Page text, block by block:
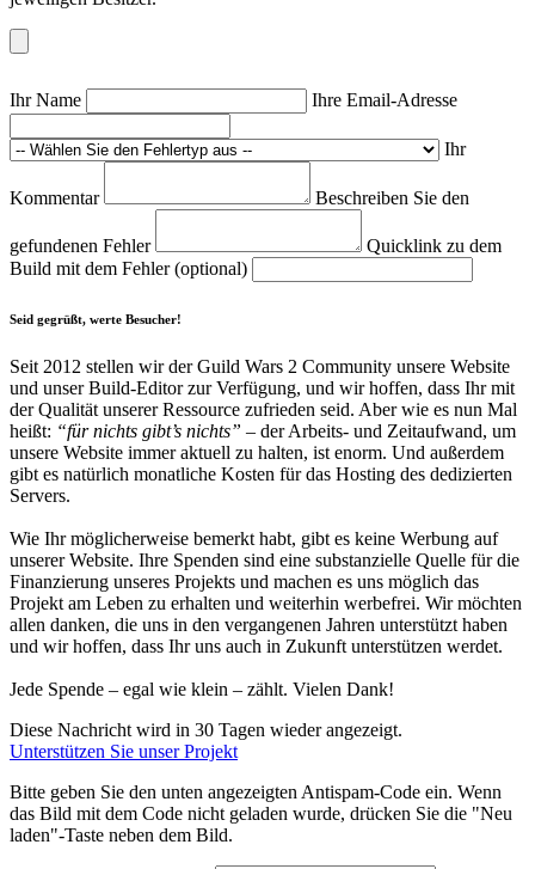
Ihr Name Ihre Email-Adresse
Ihr
Kommentar Beschreiben Sie den
gefundenen Fehler
Quicklink zu dem
Build mit dem Fehler (optional)
Seid gegrüßt, werte Besucher!
Seit 2012 stellen wir der Guild Wars 2 Community unsere Website
und unser Build-Editor zur Verfügung, und wir hoffen, dass Ihr mit
der Qualität unserer Ressource zufrieden seid. Aber wie es nun Mal
heißt: “für nichts gibt’s nichts” – der Arbeits- und Zeitaufwand, um
unsere Website immer aktuell zu halten, ist enorm. Und außerdem
gibt es natürlich monatliche Kosten für das Hosting des dedizierten
Servers.
Wie Ihr möglicherweise bemerkt habt, gibt es keine Werbung auf
unserer Website. Ihre Spenden sind eine substanzielle Quelle für die
Finanzierung unseres Projekts und machen es uns möglich das
Projekt am Leben zu erhalten und weiterhin werbefrei. Wir möchten
allen danken, die uns in den vergangenen Jahren unterstützt haben
und wir hoffen, dass Ihr uns auch in Zukunft unterstützen werdet.
Jede Spende – egal wie klein – zählt. Vielen Dank!
Diese Nachricht wird in 30 Tagen wieder angezeigt.
Unterstützen Sie unser Projekt
Bitte geben Sie den unten angezeigten Antispam-Code ein. Wenn
das Bild mit dem Code nicht geladen wurde, drücken Sie die "Neu
laden"-Taste neben dem Bild.